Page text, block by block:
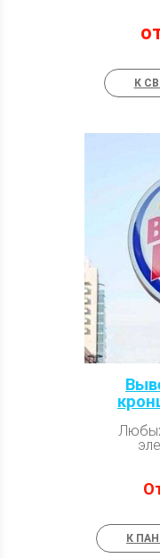
К
К